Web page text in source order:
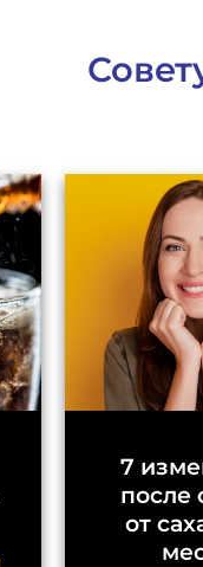
7
после
от